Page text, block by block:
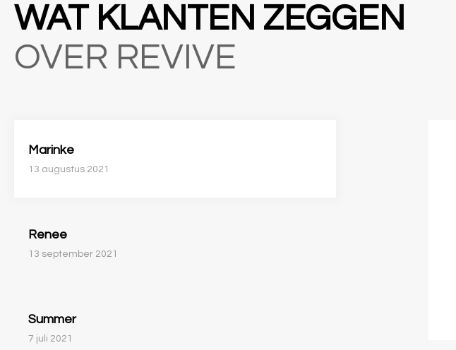
WAT KLANTEN ZEGGEN
OVER REVIVE
Marinke
13 augustus 2021
Renee
13 september 2021
Summer
7 juli 2021